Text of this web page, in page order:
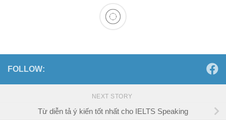
FOLLOW:
NEXT STORY
Từ diễn tả ý kiến tốt nhất cho IELTS Speaking